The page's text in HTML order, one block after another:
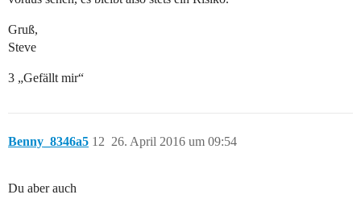
Gruß,
Steve
3 „Gefällt mir“
Benny_8346a5 26. April 2016 um 09:54
12
Du aber auch